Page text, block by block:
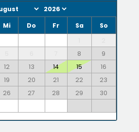
Mi Do Fr Sa
So
8
9
12 13 14 15
16
19 20 21 22
23
26 27 28 29
30